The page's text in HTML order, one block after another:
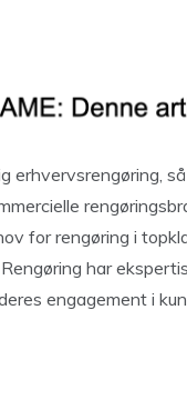
erhvervsrengøring,
for rengøring i
har
engagement i